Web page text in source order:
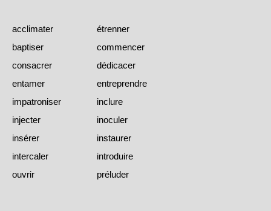
acclimater
étrenner
baptiser
commencer
consacrer
dédicacer
entamer
entreprendre
impatroniser
inclure
injecter
inoculer
insérer
instaurer
intercaler
introduire
ouvrir
préluder